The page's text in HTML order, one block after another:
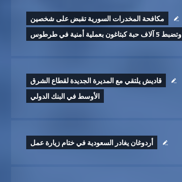
مكافحة المخدرات السورية تقبض على شخصين
وتضبط 5 آلاف حبة كبتاغون بعملية أمنية في طرطوس
قاديش يلتقي مع المديرة الجديدة لقطاع الشرق
الأوسط في البنك الدولي
أردوغان يغادر السعودية في ختام زيارة عمل